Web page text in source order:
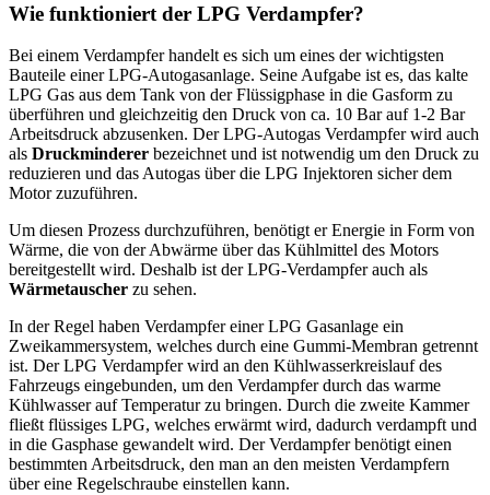
Wie funktioniert der LPG Verdampfer?
Bei einem Verdampfer handelt es sich um eines der wichtigsten
Bauteile einer LPG-Autogasanlage. Seine Aufgabe ist es, das kalte
LPG Gas aus dem Tank von der Flüssigphase in die Gasform zu
überführen und gleichzeitig den Druck von ca. 10 Bar auf 1-2 Bar
Arbeitsdruck abzusenken. Der LPG-Autogas Verdampfer wird auch
als Druckminderer bezeichnet und ist notwendig um den Druck zu
reduzieren und das Autogas über die LPG Injektoren sicher dem
Motor zuzuführen.
Um diesen Prozess durchzuführen, benötigt er Energie in Form von
Wärme, die von der Abwärme über das Kühlmittel des Motors
bereitgestellt wird. Deshalb ist der LPG-Verdampfer auch als
Wärmetauscher zu sehen.
In der Regel haben Verdampfer einer LPG Gasanlage ein
Zweikammersystem, welches durch eine Gummi-Membran getrennt
ist. Der LPG Verdampfer wird an den Kühlwasserkreislauf des
Fahrzeugs eingebunden, um den Verdampfer durch das warme
Kühlwasser auf Temperatur zu bringen. Durch die zweite Kammer
fließt flüssiges LPG, welches erwärmt wird, dadurch verdampft und
in die Gasphase gewandelt wird. Der Verdampfer benötigt einen
bestimmten Arbeitsdruck, den man an den meisten Verdampfern
über eine Regelschraube einstellen kann.